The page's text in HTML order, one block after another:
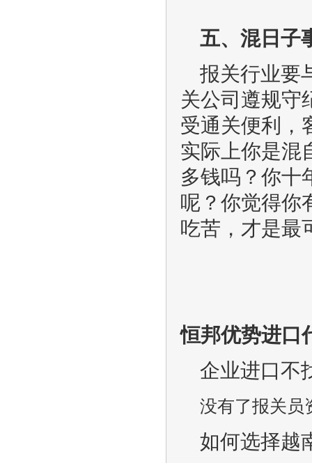
五、混日子
报关行业要
关公司遵规守
受通关便利，
实际上你是混
多钱吗？你十
呢？你觉得你
吃苦，才是最
恒邦优势进口
企业进口不
没有了报关员
如何选择越